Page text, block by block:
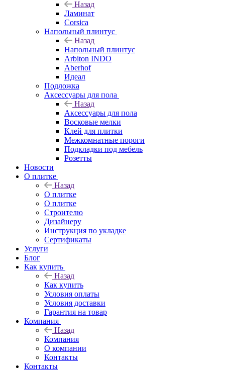
Назад
Ламинат
Corsica
Напольный плинтус
Назад
Напольный плинтус
Arbiton INDO
Aberhof
Идеал
Подложка
Аксессуары для пола
Назад
Аксессуары для пола
Восковые мелки
Клей для плитки
Межкомнатные пороги
Подкладки под мебель
Розетты
Новости
О плитке
Назад
О плитке
О плитке
Строителю
Дизайнеру
Инструкция по укладке
Сертификаты
Услуги
Блог
Как купить
Назад
Как купить
Условия оплаты
Условия доставки
Гарантия на товар
Компания
Назад
Компания
О компании
Контакты
Контакты